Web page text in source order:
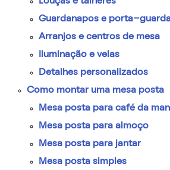
Guardanapos e porta-
Arranjos e centros de mesa
Iluminação e velas
Detalhes personalizados
Como montar uma mesa posta
Mesa posta para café da
Mesa posta para almoço
Mesa posta para jantar
Mesa posta simples